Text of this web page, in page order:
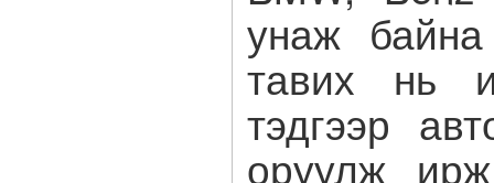
унаж
тавих нь
тэдгээр
оруулж